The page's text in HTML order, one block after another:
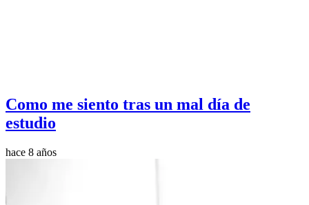
Como me siento tras un mal día de
estudio
hace 8 años